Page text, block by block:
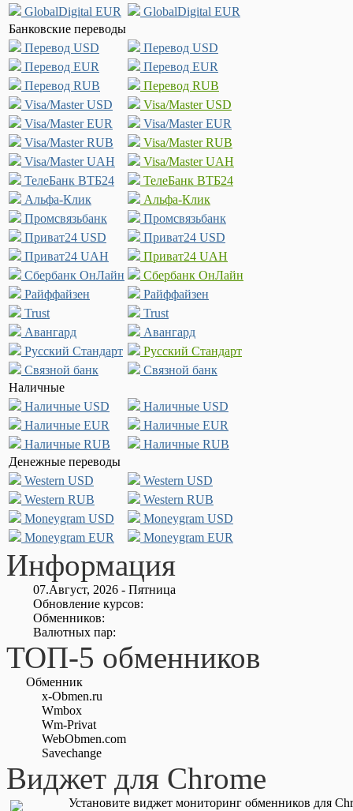
GlobalDigital EUR
GlobalDigital EUR
Банковские переводы
Перевод USD
Перевод USD
Перевод EUR
Перевод EUR
Перевод RUB
Перевод RUB
Visa/Master USD
Visa/Master USD
Visa/Master EUR
Visa/Master EUR
Visa/Master RUB
Visa/Master RUB
Visa/Master UAH
Visa/Master UAH
ТелеБанк ВТБ24
ТелеБанк ВТБ24
Альфа-Клик
Альфа-Клик
Промсвязьбанк
Промсвязьбанк
Приват24 USD
Приват24 USD
Приват24 UAH
Приват24 UAH
Сбербанк ОнЛайн
Сбербанк ОнЛайн
Райффайзен
Райффайзен
Trust
Trust
Авангард
Авангард
Русский Стандарт
Русский Стандарт
Связной банк
Связной банк
Наличные
Наличные USD
Наличные USD
Наличные EUR
Наличные EUR
Наличные RUB
Наличные RUB
Денежные переводы
Western USD
Western USD
Western RUB
Western RUB
Moneygram USD
Moneygram USD
Moneygram EUR
Moneygram EUR
Информация
07.Август, 2026 - Пятница
Обновление курсов:
Обменников:
Валютных пар:
ТОП-5 обменников
Обменник
x-Obmen.ru
Wmbox
Wm-Privat
WebObmen.com
Savechange
Виджет для Chrome
Установите виджет мониторинг обменников для